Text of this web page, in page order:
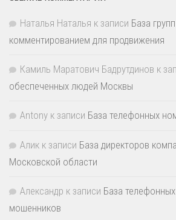
Наталья Наталья к записи База
комментированием для продвижения
Камиль Маратович Бадрутдинов к
обеспеченных людей Москвы
Antony к записи База телефонных
Алик к записи База директоров
Московской области
Александр к записи База
мошенников